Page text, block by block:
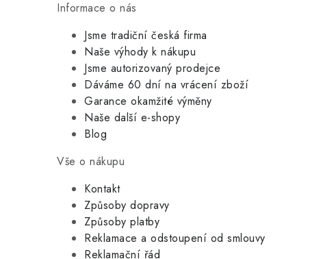
Informace o nás
Jsme tradiční česká firma
Naše výhody k nákupu
Jsme autorizovaný prodejce
Dáváme 60 dní na vrácení zboží
Garance okamžité výměny
Naše další e-shopy
Blog
Vše o nákupu
Kontakt
Způsoby dopravy
Způsoby platby
Reklamace a odstoupení od smlouvy
Reklamační řád